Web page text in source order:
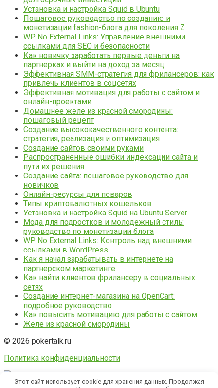
Установка и настройка Squid в Ubuntu
Пошаговое руководство по созданию и
монетизации fashion-блога для поколения Z
WP No External Links: Управление внешними
ссылками для SEO и безопасности
Как новичку заработать первые деньги на
партнерках и выйти на доход за месяц
Эффективная SMM-стратегия для фрилансеров: как
привлечь клиентов в соцсетях
Эффективная мотивация для работы с сайтом и
онлайн-проектами
Домашнее желе из красной смородины:
пошаговый рецепт
Создание высококачественного контента:
стратегия, реализация и оптимизация
Создание сайтов своими руками
Распространенные ошибки индексации сайта и
пути их решения
Создание сайта: пошаговое руководство для
новичков
Онлайн-ресурсы для поваров
Типы криптовалютных кошельков
Установка и настройка Squid на Ubuntu Server
Мода для подростков и молодежный стиль:
руководство по монетизации блога
WP No External Links: Контроль над внешними
ссылками в WordPress
Как я начал зарабатывать в интернете на
партнерском маркетинге
Как найти клиентов фрилансеру в социальных
сетях
Создание интернет-магазина на OpenCart:
подробное руководство
Как повысить мотивацию для работы с сайтом
Желе из красной смородины
© 2026 pokertalk.ru
Политика конфиденциальности
Этот сайт использует cookie для хранения данных. Продолжая